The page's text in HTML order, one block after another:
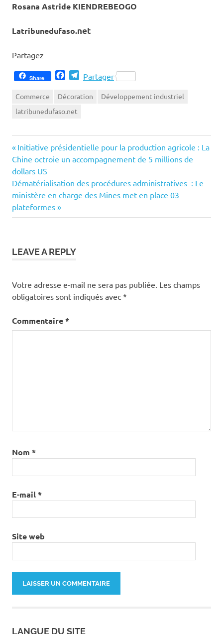
Rosana Astride KIENDREBEOGO
Latribunedufaso.net
Partagez
Share FacebookTelegram
Partager
Commerce Décoration
Développement industriel
latribunedufaso.net
Navigation
de
l’article
Previous
Post:
Initiative présidentielle pour la production agricole : La
Chine octroie un accompagnement de 5 millions de
dollars US
Next
Post:
Dématérialisation des procédures administratives : Le
ministère en charge des Mines met en place 03
plateformes
LEAVE A REPLY
Votre adresse e-mail ne sera pas publiée. Les champs
obligatoires sont indiqués avec *
Commentaire*
Nom *
E-mail*
Site web
LANGUE DU SITE